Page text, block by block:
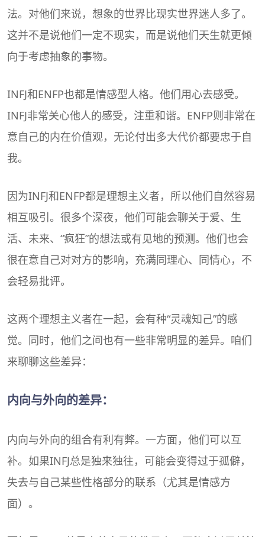
法。对他们来说，想象的世界比现实世界迷人多了。
这并不是说他们一定不现实，而是说他们天生就更倾
向于考虑抽象的事物。
INFJ和ENFP也都是情感型人格。他们用心去感受。
INFJ非常关心他人的感受，注重和谐。ENFP则非常在
意自己的内在价值观，无论付出多大代价都要忠于自
我。
因为INFJ和ENFP都是理想主义者，所以他们自然容易
相互吸引。很多个深夜，他们可能会聊关于爱、生
活、未来、“疯狂”的想法或有见地的预测。他们也会
很在意自己对对方的影响，充满同理心、同情心，不
会轻易批评。
这两个理想主义者在一起，会有种“灵魂知己”的感
觉。同时，他们之间也有一些非常明显的差异。咱们
来聊聊这些差异：
内向与外向的差异：
内向与外向的组合有利有弊。一方面，他们可以互
补。如果INFJ总是独来独往，可能会变得过于孤僻，
失去与自己某些性格部分的联系（尤其是情感方
面）。